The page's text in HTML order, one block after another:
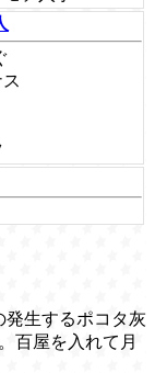
生するポコタ灰
百屋を入れて月